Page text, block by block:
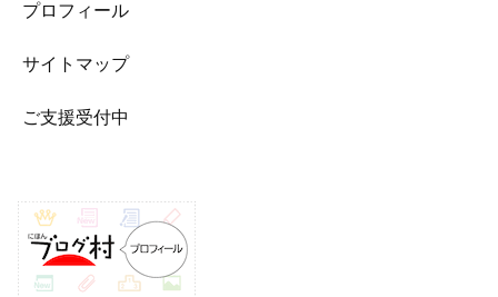
プロフィール
サイトマップ
ご支援受付中